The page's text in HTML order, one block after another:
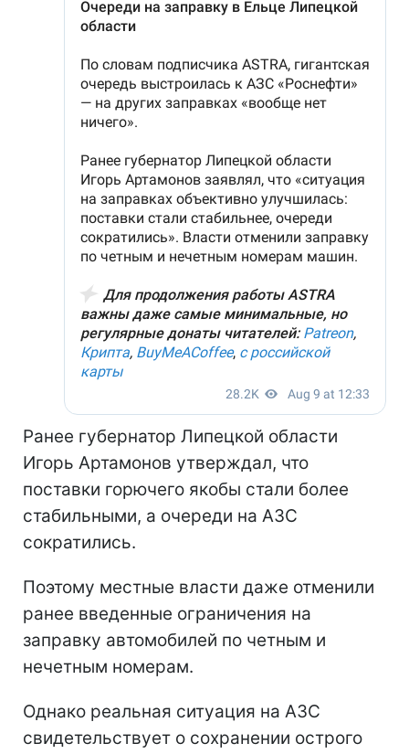
Ранее губернатор Липецкой области
Игорь Артамонов утверждал, что
поставки горючего якобы стали более
стабильными, а очереди на АЗС
сократились.
Поэтому местные власти даже отменили
ранее введенные ограничения на
заправку автомобилей по четным и
нечетным номерам.
Однако реальная ситуация на АЗС
свидетельствует о сохранении острого